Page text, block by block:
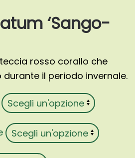
‘Sango-
rosso corallo che
il periodo invernale.